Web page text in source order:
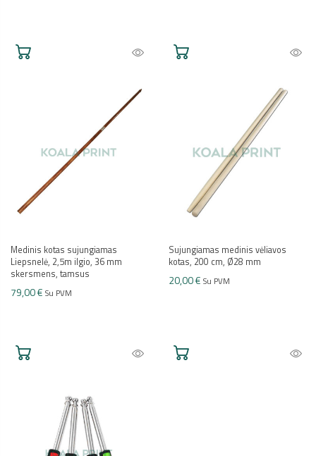
Medinis kotas sujungiamas
Liepsnelė, 2,5m ilgio, 36 mm
skersmens, tamsus
79,00 € Su PVM
Sujungiamas medinis vėliavos
kotas, 200 cm, Ø28 mm
20,00 € Su PVM